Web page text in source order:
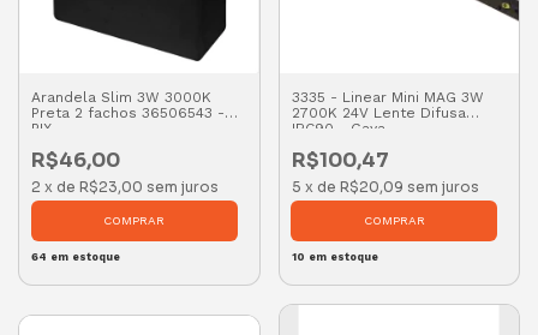
Arandela Slim 3W 3000K
Preta 2 fachos 36506543 -
PIX
R$46,00
2 x de R$23,00 sem juros
64 em estoque
3335 - Linear Mini MAG 3W
2700K 24V Lente Difusa
IRC90 - Gaya
R$100,47
5 x de R$20,09 sem juros
10 em estoque